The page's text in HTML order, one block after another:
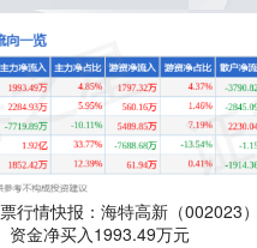
行情快报：海特高新（002023
资金净买入1993.49万元